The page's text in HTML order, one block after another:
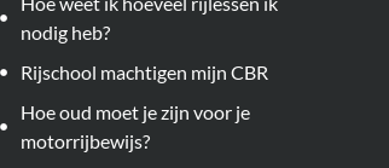
nodig heb?
Rijschool machtigen mijn CBR
Hoe oud moet je zijn voor je
motorrijbewijs?